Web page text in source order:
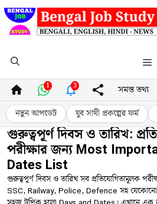
Skip
to
content
1 3 সমস্ত তথ্য
নতুন আপডেট যুব সাথী প্রকল্পের ফর্ম
গুরুত্বপূর্ণ দিবস ও তারিখ:
পরীক্ষার জন্য Most
Dates List
গুরুত্বপূর্ণ দিবস ও তারিখ সব প্রতিযোগিতামূলক
SSC, Railway, Police, Defence সহ যেকোনো